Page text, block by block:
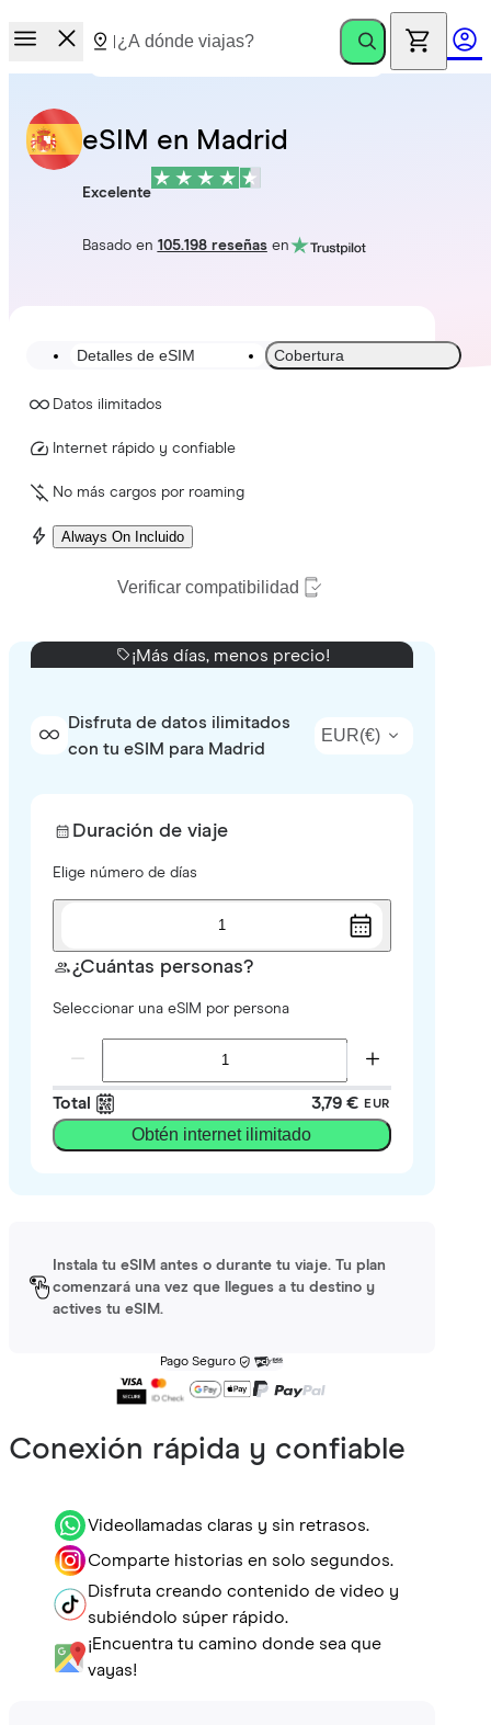
eSIM en Madrid
Excelente
Basado en 105.198 reseñasen
Detalles de eSIM Cobertura
Datos ilimitados
Internet rápido y confiable
No más cargos por roaming
Always On Incluido
Verificar compatibilidad
¡Más días, menos precio!
Disfruta de datos ilimitados
con tu eSIM para Madrid
EUR(€)
Duración de viaje
Elige número de días
1
¿Cuántas personas?
Seleccionar una eSIM por persona
Total 3,79 € EUR
Obtén internet ilimitado
Instala tu eSIM antes o durante tu viaje. Tu plan
comenzará una vez que llegues a tu destino y
actives tu eSIM.
Pago Seguro
Conexión rápida y confiable
Videollamadas claras y sin retrasos.
Comparte historias en solo segundos.
Disfruta creando contenido de video y
subiéndolo súper rápido.
¡Encuentra tu camino donde sea que
vayas!